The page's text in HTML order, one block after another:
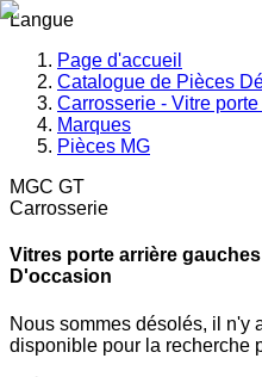
Langue
Page d'accueil
Catalogue de Pièces
Carrosserie - Vitre
Marques
Pièces MG
MGC GT
Carrosserie
Vitres porte arrière gauches
D'occasion
Nous sommes désolés, il n'y
disponible pour la recherche